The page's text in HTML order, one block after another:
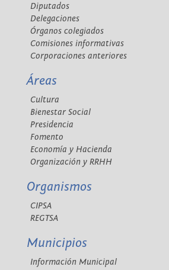
Diputados
Delegaciones
Órganos colegiados
Comisiones informativas
Corporaciones anteriores
Áreas
Cultura
Bienestar Social
Presidencia
Fomento
Economía y Hacienda
Organización y RRHH
Organismos
CIPSA
REGTSA
Municipios
Información Municipal